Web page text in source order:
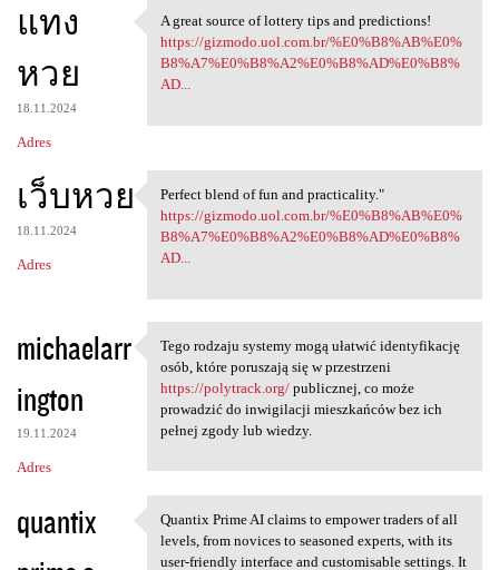
แทง
หวย
18.11.2024
Adres
A great source of lottery
A great source of lottery tips and predictions!
https://gizmodo.uol.com.br/%E0%B8%AB%E0%
B8%A7%E0%B8%A2%E0%B8%AD%E0%B8%
AD...
เว็บหวย
18.11.2024
Adres
Perfect blend of fun and
Perfect blend of fun and practicality."
https://gizmodo.uol.com.br/%E0%B8%AB%E0%
B8%A7%E0%B8%A2%E0%B8%AD%E0%B8%
AD...
michaelarr
ington
19.11.2024
Adres
Tego rodzaju systemy mogą
Tego rodzaju systemy mogą ułatwić identyfikację
osób, które poruszają się w przestrzeni
https://polytrack.org/publicznej, co może
prowadzić do inwigilacji mieszkańców bez ich
pełnej zgody lub wiedzy.
quantix
Quantix Prime AI claims to
Quantix Prime AI claims to empower traders of all
levels, from novices to seasoned experts, with its
user-friendly interface and customisable settings. It